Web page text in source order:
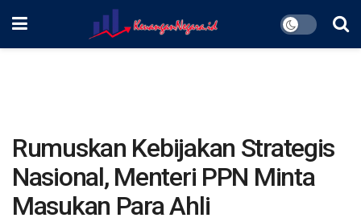
Rumuskan Kebijakan Strategis
Nasional, Menteri PPN Minta
Masukan Para Ahli